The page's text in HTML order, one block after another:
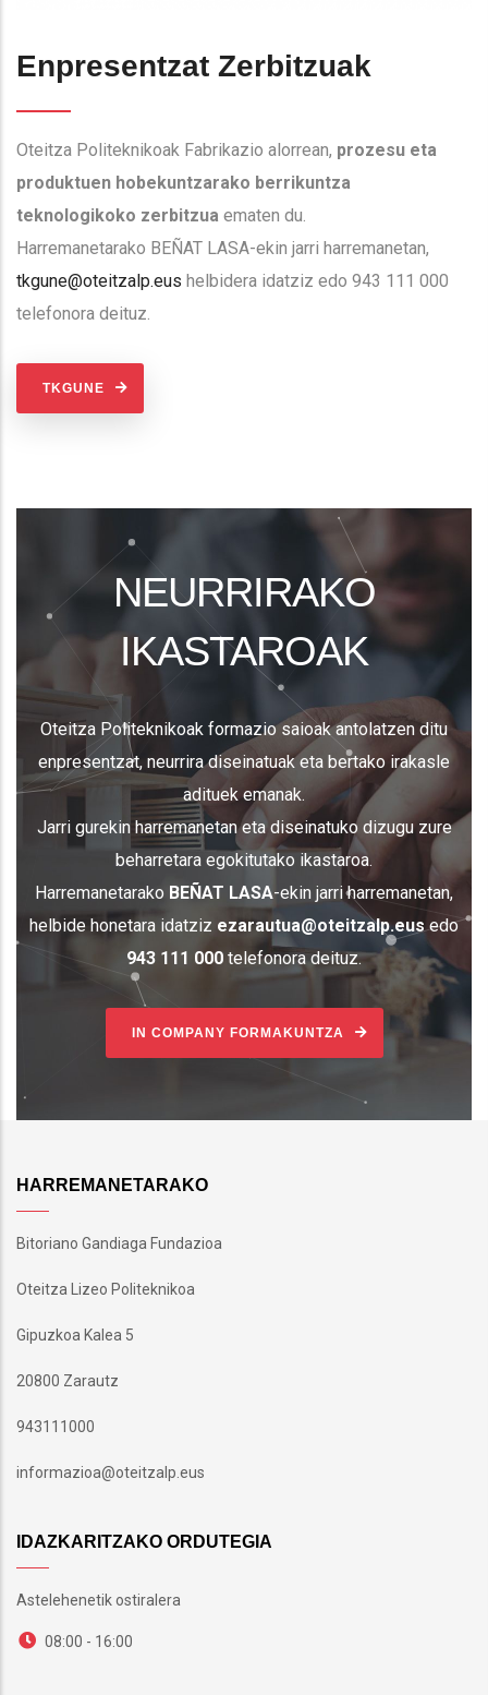
Enpresentzat Zerbitzuak
Oteitza Politeknikoak Fabrikazio alorrean, prozesu eta
produktuen hobekuntzarako berrikuntza
teknologikoko zerbitzua ematen du.
Harremanetarako BEÑAT LASA-ekin jarri harremanetan,
tkgune@oteitzalp.eus helbidera idatziz edo 943 111 000
telefonora deituz.
TKGUNE
NEURRIRAKO
IKASTAROAK
Oteitza Politeknikoak formazio saioak antolatzen ditu
enpresentzat, neurrira diseinatuak eta bertako irakasle
adituek emanak.
Jarri gurekin harremanetan eta diseinatuko dizugu zure
beharretara egokitutako ikastaroa.
Harremanetarako BEÑAT LASA-ekin jarri harremanetan,
helbide honetara idatziz ezarautua@oteitzalp.eusedo
943 111 000 telefonora deituz.
IN COMPANY FORMAKUNTZA
HARREMANETARAKO
Bitoriano Gandiaga Fundazioa
Oteitza Lizeo Politeknikoa
Gipuzkoa Kalea 5
20800 Zarautz
943111000
informazioa@oteitzalp.eus
IDAZKARITZAKO ORDUTEGIA
Astelehenetik ostiralera
08:00 - 16:00